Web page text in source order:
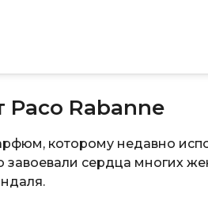
Paco Rabanne
которому недавно
завоевали сердца многих